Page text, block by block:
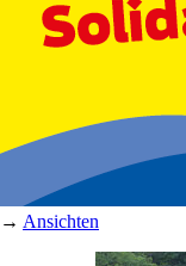
→ Ansichten